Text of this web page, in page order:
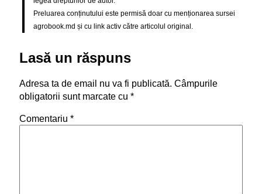
Preluarea conținutului este permisă doar cu menționarea sursei
agrobook.md și cu link activ către articolul original.
Lasă un răspuns
Adresa ta de email nu va fi publicată. Câmpurile
obligatorii sunt marcate cu *
Comentariu *